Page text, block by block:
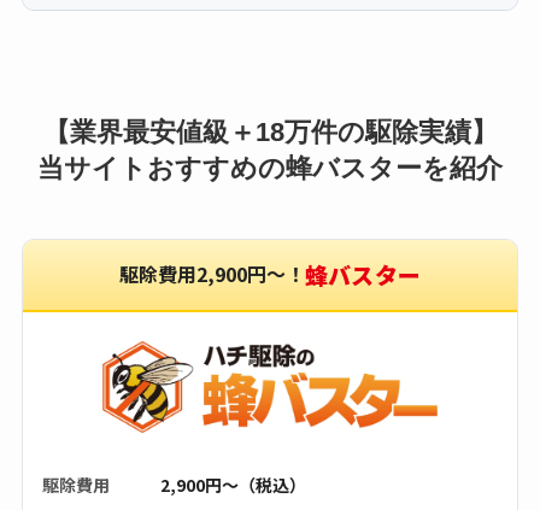
【業界最安値級＋18万件の駆除実績】
当サイトおすすめの蜂バスターを紹介
駆除費用2,900円〜！ 蜂バスター
駆除費用
2,900円〜（税込）